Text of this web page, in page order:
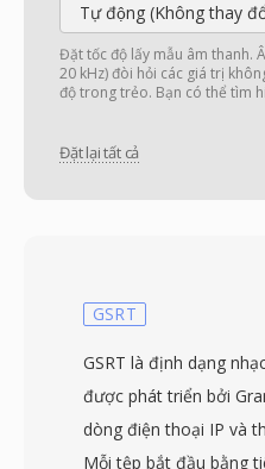
Tự động (Không thay
Đặt tốc độ lấy mẫu âm thanh.
20 kHz) đòi hỏi các giá trị
độ trong trẻo. Bạn có thể tìm
Đặt lại tất cả
GSRT
GSRT là định dạng
được phát triển bởi
dòng điện thoại IP và
Mỗi tệp bắt đầu bằng